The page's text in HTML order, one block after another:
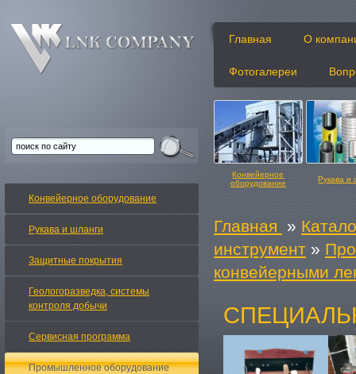
Главная О
Фотогалереи
Конвейерное
оборудование
Рукава и
Конвейерные ленты Изделия
Главная »
инструмент »
конвейерными
Конвейерное оборудование
Рукава и шланги
Защитные покрытия
Геологоразведка, системы
контроля добычи
Сервисная программа
Промышленное оборудование